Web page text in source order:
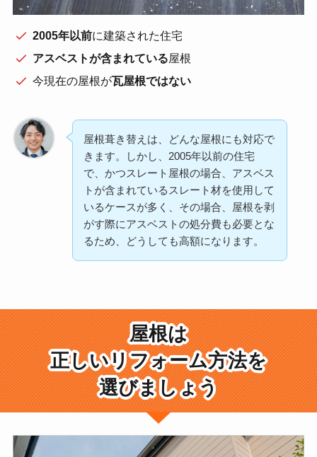
2005年以前に建築された住宅
アスベストが含まれている屋根
今現在の屋根が瓦屋根ではない
屋根葺き替えは、どんな屋根にも対応で
きます。しかし、2005年以前の住宅
で、かつスレート屋根の場合、アスベス
トが含まれているスレート材を使用して
いるケースが多く、その場合、屋根を剥
がす際にアスベストの処分費も必要とな
るため、どうしても高額になります。
屋根は
正しいリフォーム方法を
選びましょう